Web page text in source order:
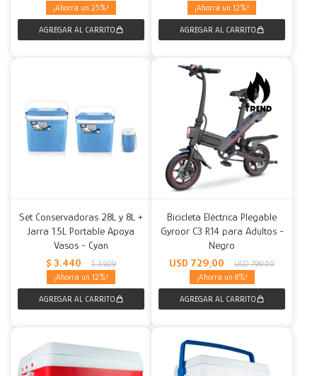
25
12
Set Conservadoras 28L y 8L +
Jarra 1.5L Portable Apoya
Vasos - Cyan
$ 3.440 $ 3.929
12
Bicicleta Eléctrica Plegable
Gyroor C3 R14 para Adultos -
Negro
USD 729,00 USD 799,00
8